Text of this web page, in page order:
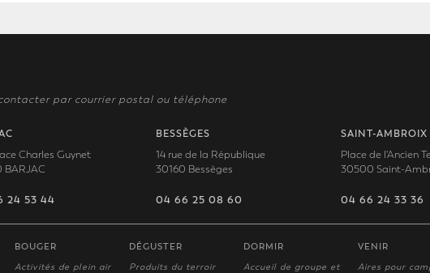
par courrier postal ou téléphone
Charles Guynet
BARJAC
24 53 44
BESSÈGES
14 rue de la République
30160 Bessèges
04 66 25 08 60
SAINT-AMBROIX
Place de l'Ancien
30500 Saint-
04 66 24 33 36
BOUGER
Activités de plein air
DÉGUSTER
Produits du terroir
DORMIR
Accueil de groupe et
VENIR
Aires pour